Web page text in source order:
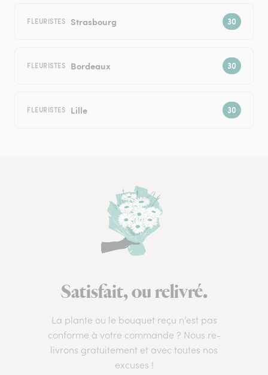
FLEURISTES Strasbourg
FLEURISTES Bordeaux
FLEURISTES Lille
Satisfait, ou relivré.
La plante ou le bouquet reçu n’est pas
conforme à votre commande ? Nous re-
livrons gratuitement et avec toutes nos
excuses !